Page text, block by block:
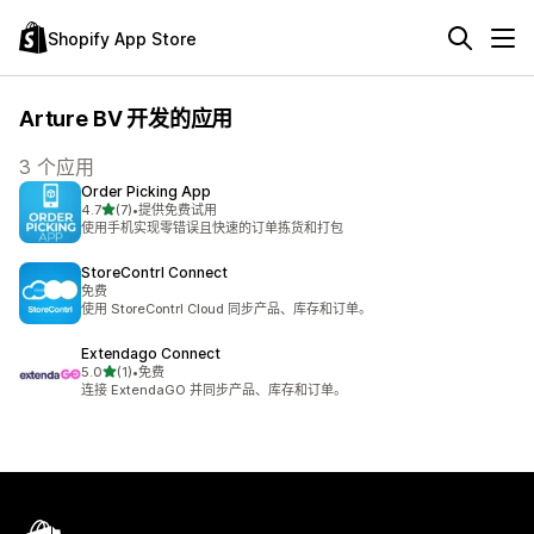
Shopify App Store
Arture BV 开发的应用
3 个应用
Order Picking App
4.7星（满分 5 星）
(7)
总共 7 条评论
•提供免费试用
使用手机实现零错误且快速的订单拣货和打包
StoreContrl Connect
免费
使用 StoreContrl Cloud 同步产品、库存和订单。
Extendago Connect
5.0星（满分 5 星）
(1)
总共 1 条评论
•免费
连接 ExtendaGO 并同步产品、库存和订单。